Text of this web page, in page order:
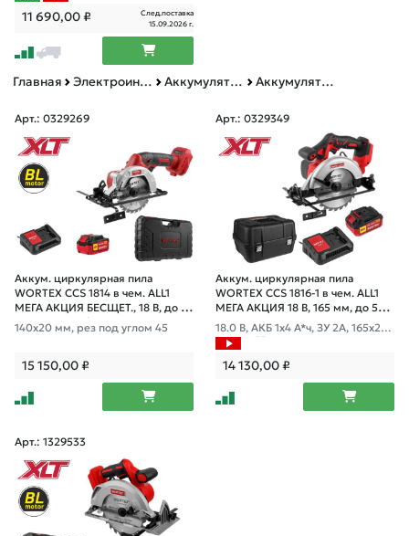
11 690,00₽
След.поставка
15.09.2026 г.
Главная Электроинструменты BULL, MOLOT, WORTEX, ФИОЛЕНТ Аккумуляторная техника Аккумуляторные циркулярные пилы
Арт.: 0329269
Аккум. циркулярная пила
WORTEX CCS 1814 в чем. ALL1
МЕГА АКЦИЯ БЕСЩЕТ., 18 В, до 45
мм, 1х4 А*ч, з/у
140х20 мм, рез под углом 45
15 150,00₽
Арт.: 0329349
Аккум. циркулярная пила
WORTEX CCS 1816-1 в чем. ALL1
МЕГА АКЦИЯ 18 В, 165 мм, до 55
мм, 4 А*ч
18.0 В, АКБ 1х4 А*ч, ЗУ 2А, 165х20
мм, до 55 мм
14 130,00₽
Арт.: 1329533